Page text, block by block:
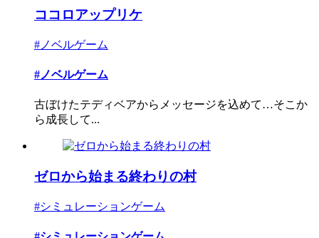
ココロアップリケ
#ノベルゲーム
#ノベルゲーム
古ぼけたテディベアからメッセージを込めて…そこか
ら成長して...
ゼロから始まる終わりの村
#シミュレーションゲーム